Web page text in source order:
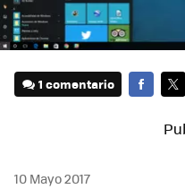
1 comentario
10 Mayo 2017